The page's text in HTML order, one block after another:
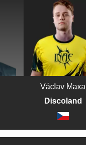
Václav Maxa
Discoland